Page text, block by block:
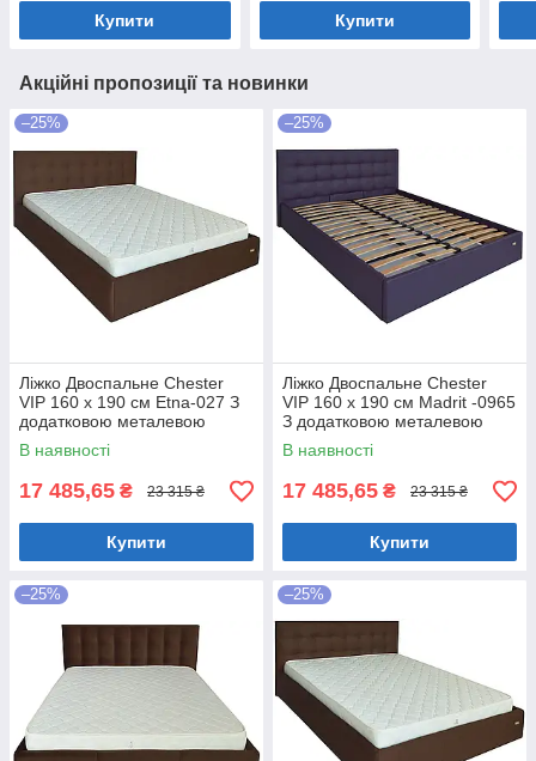
Купити Купити
Акційні пропозиції та новинки
–25%
Ліжко Двоспальне Chester
VIP 160 х 190 см Etna-027 З
додатковою металевою
цільнозварною рамою
Коричневий
В наявності
17 485,65 ₴ 23 315 ₴
Купити
–25%
Ліжко Двоспальне Chester
VIP 160 х 190 см Madrit -0965
З додатковою металевою
цільнозварною рамою
Фіолетовий
В наявності
17 485,65 ₴ 23 315 ₴
Купити
–25% –25%